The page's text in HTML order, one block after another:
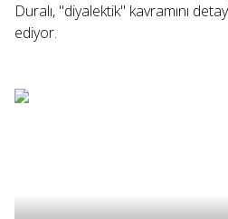
Duralı, "diyalektik" kavramını
ediyor.